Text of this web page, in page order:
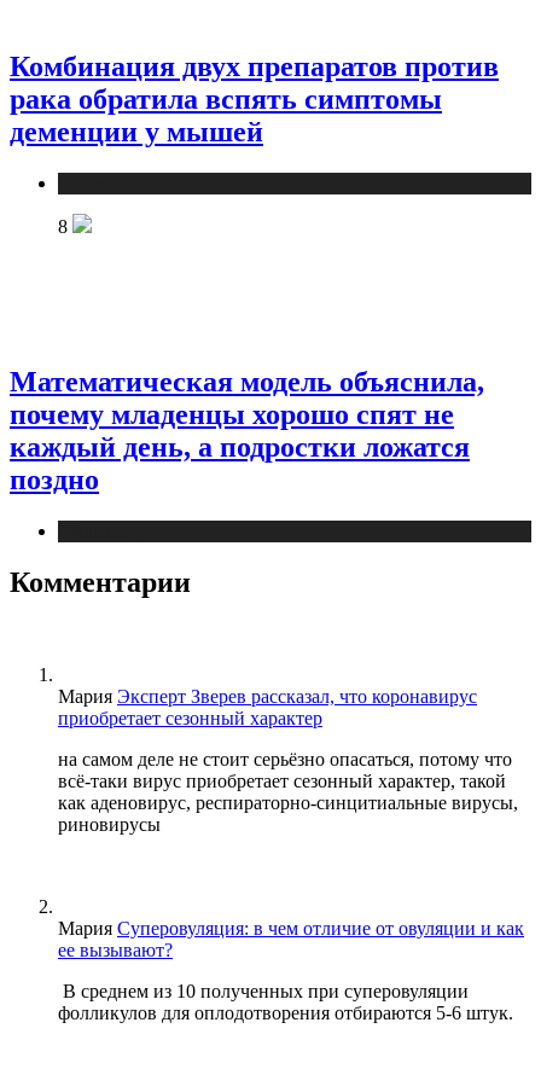
Комбинация двух препаратов против
рака обратила вспять симптомы
деменции у мышей
8
Математическая модель объяснила,
почему младенцы хорошо спят не
каждый день, а подростки ложатся
поздно
Комментарии
Мария Эксперт Зверев рассказал, что коронавирус
приобретает сезонный характер
на самом деле не стоит серьёзно опасаться, потому что
всё-таки вирус приобретает сезонный характер, такой
как аденовирус, респираторно-синцитиальные вирусы,
риновирусы
Мария Суперовуляция: в чем отличие от овуляции и как
ее вызывают?
В среднем из 10 полученных при суперовуляции
фолликулов для оплодотворения отбираются 5-6 штук.